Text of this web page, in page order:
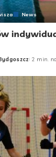
News
2 min.